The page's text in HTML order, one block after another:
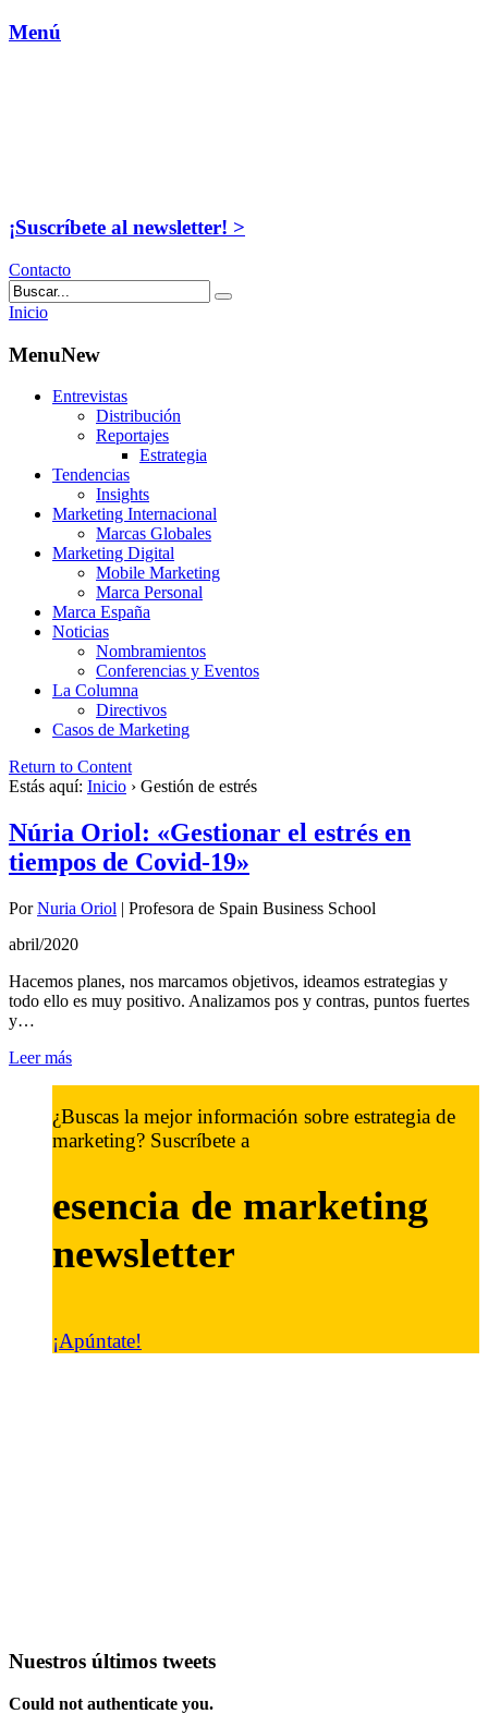
Menú
¡Suscríbete al newsletter! >
Contacto
Inicio
MenuNew
Entrevistas
Distribución
Reportajes
Estrategia
Tendencias
Insights
Marketing Internacional
Marcas Globales
Marketing Digital
Mobile Marketing
Marca Personal
Marca España
Noticias
Nombramientos
Conferencias y Eventos
La Columna
Directivos
Casos de Marketing
Return to Content
Estás aquí: Inicio › Gestión de estrés
Núria Oriol: «Gestionar el estrés en
tiempos de Covid-19»
PorNuria Oriol | Profesora de Spain Business School
abril/2020
Hacemos planes, nos marcamos objetivos, ideamos estrategias y
todo ello es muy positivo. Analizamos pos y contras, puntos fuertes
y…
Leer más
¿Buscas la mejor información sobre estrategia de
marketing? Suscríbete a
esencia de marketing
newsletter
¡Apúntate!
Nuestros últimos tweets
Could not authenticate you.